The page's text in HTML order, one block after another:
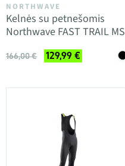
NORTHWAVE
Kelnės su petnešomis
Northwave FAST TRAIL MS
166,00 € 129,99 €